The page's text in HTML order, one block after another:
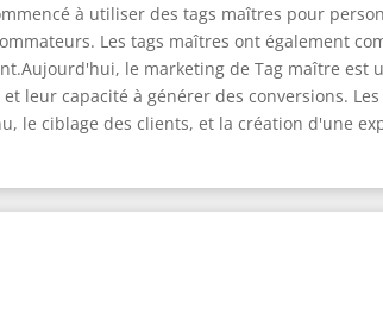
à utiliser des tags maîtres pour
Les tags maîtres ont également
le marketing de Tag maître est
leur capacité à générer des conversions.
le ciblage des clients, et la création d'une